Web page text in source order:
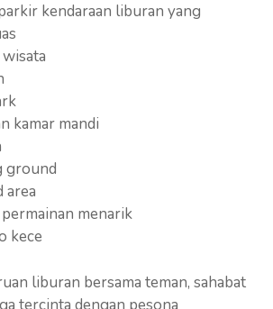
kendaraan liburan yang
kamar mandi
ground
area
menarik
kece
liburan bersama teman, sahabat
tercinta dengan pesona